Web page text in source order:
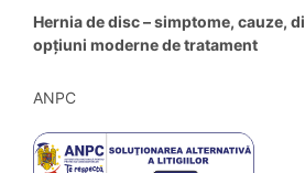
Hernia de disc – simptome, cauze,
opțiuni moderne de tratament
ANPC